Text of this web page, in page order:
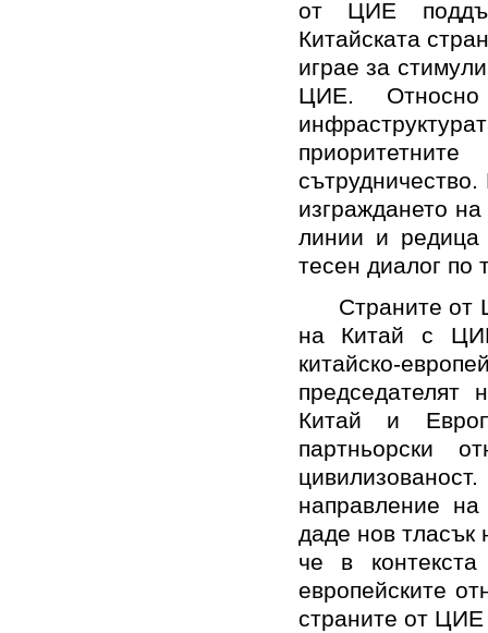
от ЦИЕ
Китайската
играе за
ЦИЕ.
изграждането
линии и редица
тесен диалог по
Страните от
на Китай с
китайско-
Китай и
партньорски
направление
даде нов тласък
че в
европейските
страните от